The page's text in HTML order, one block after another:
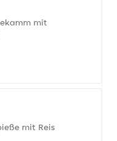
mit
mit Reis